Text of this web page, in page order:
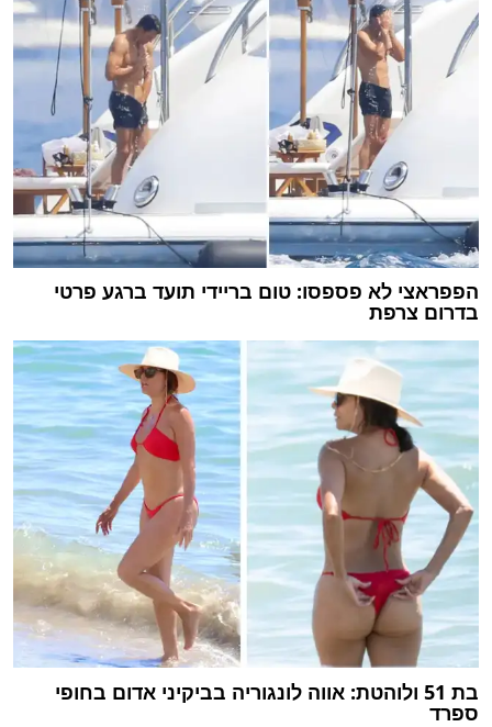
הפפראצי לא פספסו: טום בריידי תועד ברגע פרטי
בדרום צרפת
בת 51 ולוהטת: אווה לונגוריה בביקיני אדום בחופי
ספרד